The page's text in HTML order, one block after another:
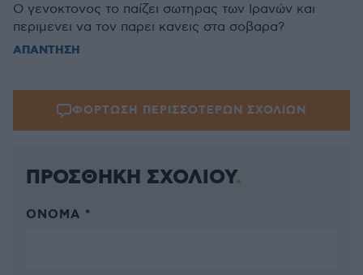
Ο γενοκτονος το παίζει σωτηρας των Ιρανών και
περιμενει να τον παρει κανεις στα σοβαρα?
ΑΠΑΝΤΗΣΗ
ΦΟΡΤΩΣΗ ΠΕΡΙΣΣΟΤΕΡΩΝ ΣΧΟΛΙΩΝ
ΠΡΟΣΘΗΚΗ ΣΧΟΛΙΟΥ
ΌΝΟΜΑ *